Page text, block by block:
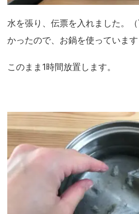
水を張り、伝票を入れました。
かったので、お鍋を使っています
このまま1時間放置します。